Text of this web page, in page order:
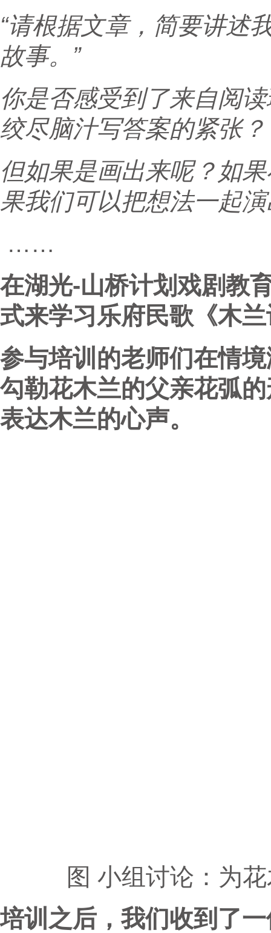
“请根据文章，简要讲述
故事。”
你是否感受到了来自阅
绞尽脑汁写答案的紧张？
但如果是画出来呢？如
果我们可以把想法一起
……
在湖光-山桥计划戏剧教
式来学习乐府民歌《木
参与培训的老师们在情
勾勒花木兰的父亲花弧
表达木兰的心声。
图 小组讨论：为
培训之后，我们收到了